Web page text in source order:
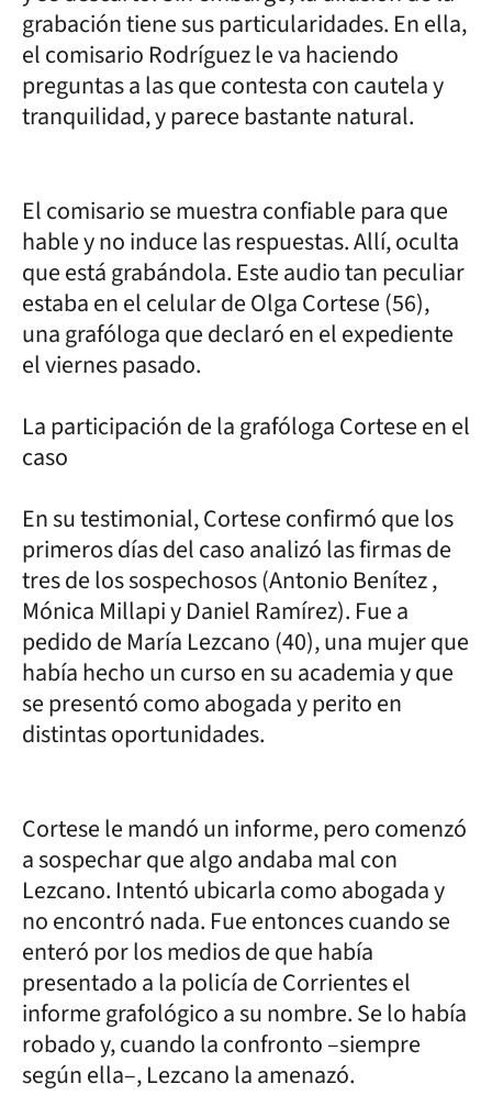
grabación tiene sus particularidades. En ella,
el comisario Rodríguez le va haciendo
preguntas a las que contesta con cautela y
tranquilidad, y parece bastante natural.
El comisario se muestra confiable para que
hable y no induce las respuestas. Allí, oculta
que está grabándola. Este audio tan peculiar
estaba en el celular de Olga Cortese (56),
una grafóloga que declaró en el expediente
el viernes pasado.
La participación de la grafóloga Cortese en el
caso
En su testimonial, Cortese confirmó que los
primeros días del caso analizó las firmas de
tres de los sospechosos (Antonio Benítez ,
Mónica Millapi y Daniel Ramírez). Fue a
pedido de María Lezcano (40), una mujer que
había hecho un curso en su academia y que
se presentó como abogada y perito en
distintas oportunidades.
Cortese le mandó un informe, pero comenzó
a sospechar que algo andaba mal con
Lezcano. Intentó ubicarla como abogada y
no encontró nada. Fue entonces cuando se
enteró por los medios de que había
presentado a la policía de Corrientes el
informe grafológico a su nombre. Se lo había
robado y, cuando la confronto –siempre
según ella–, Lezcano la amenazó.